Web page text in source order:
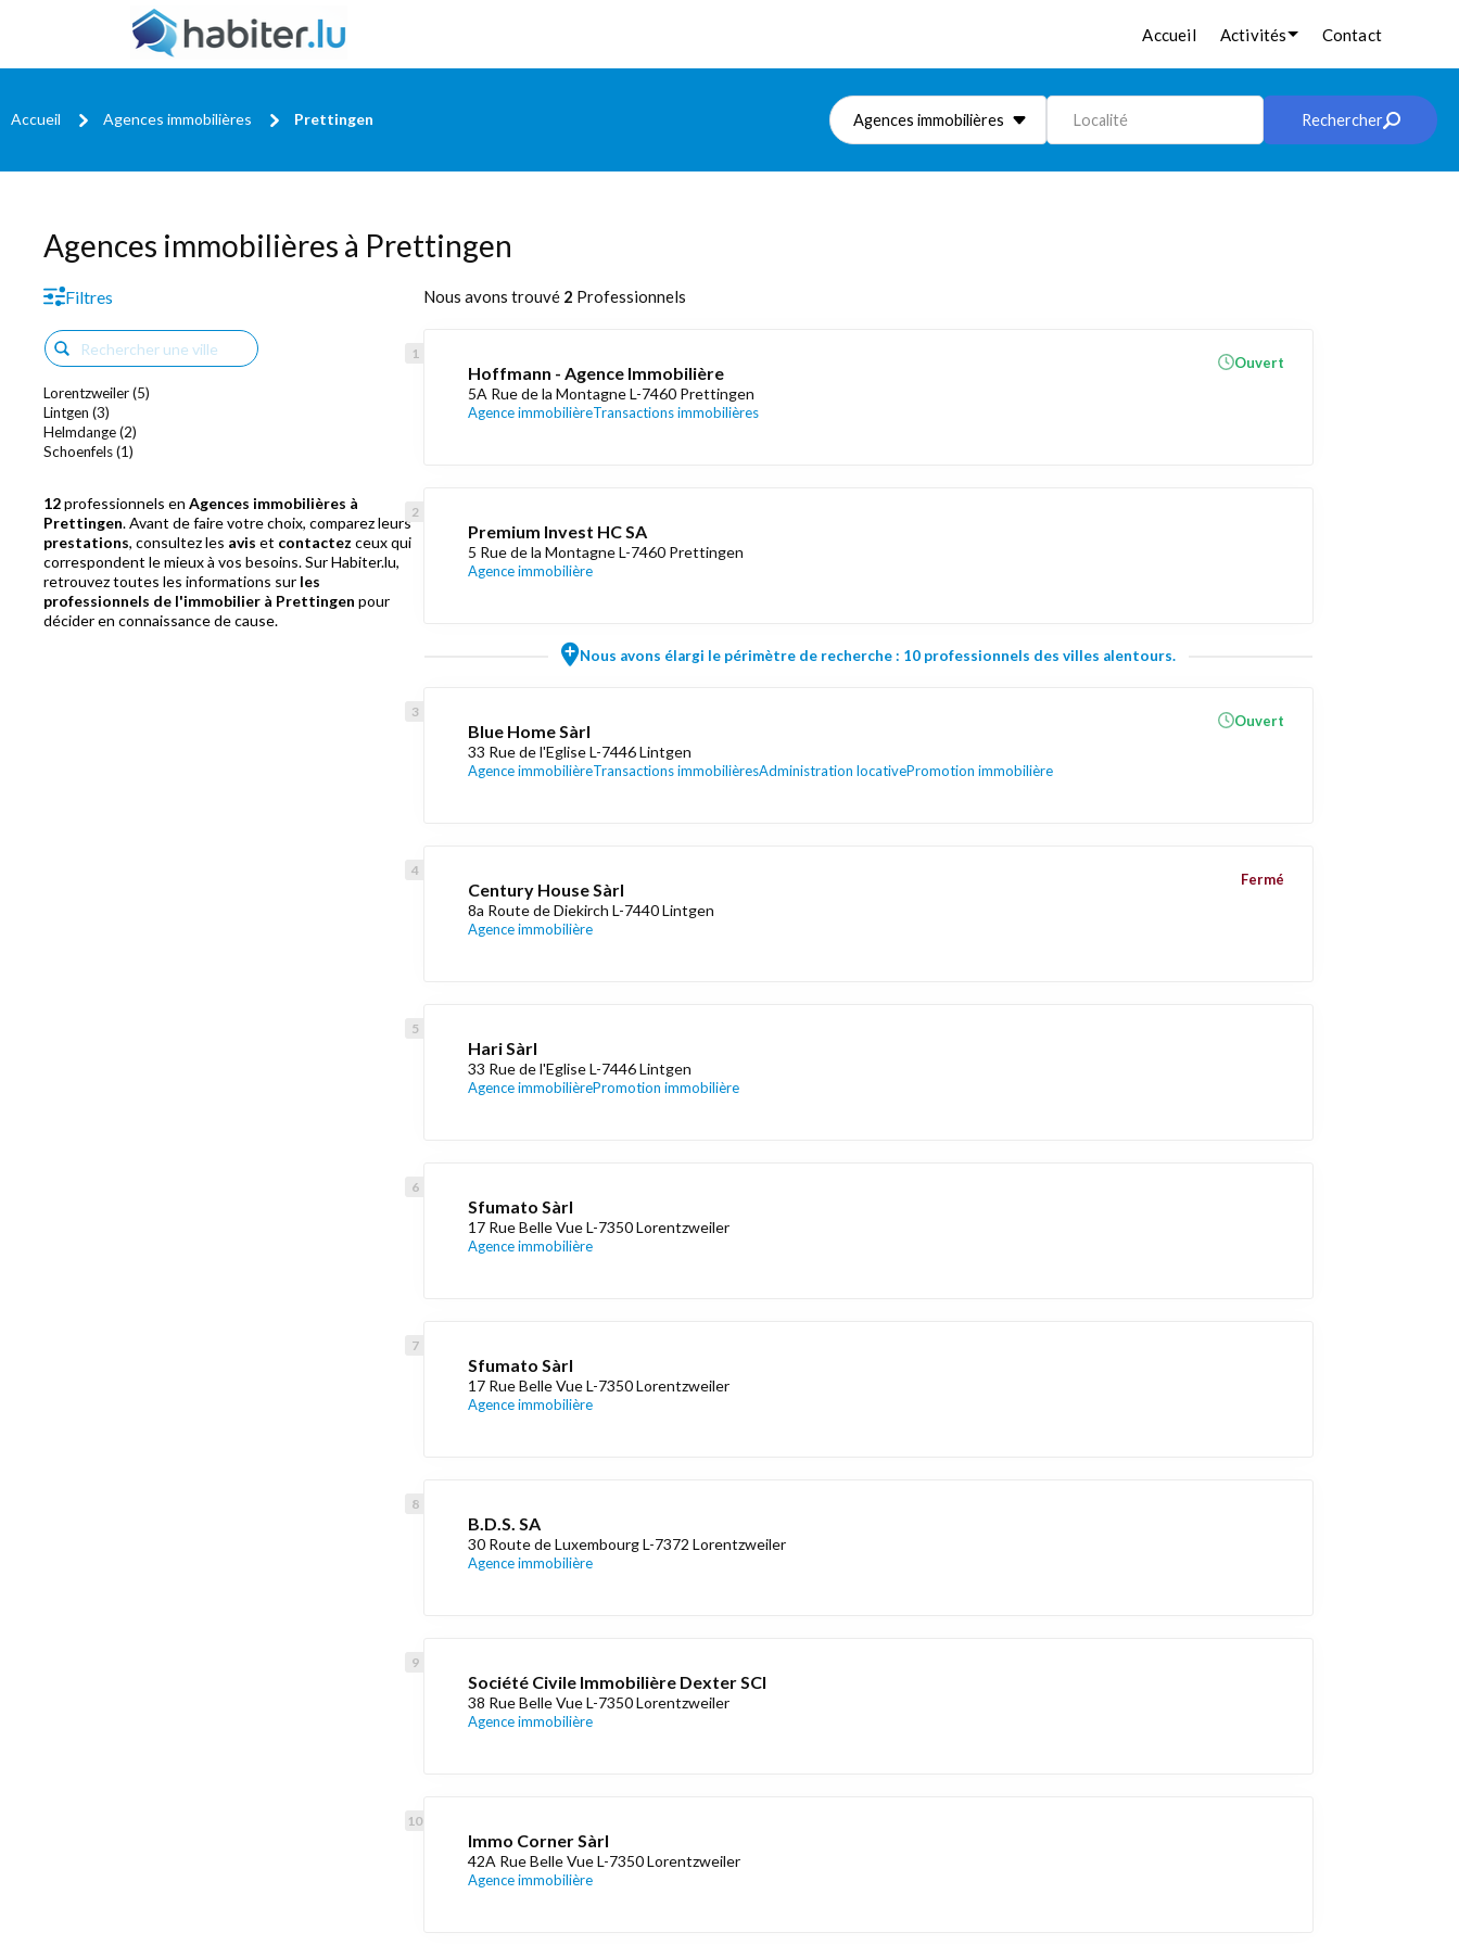
Accueil Activités Contact
Accueil Agences immobilières Prettingen Agences immobilières Localité Rechercher
Agences immobilières à Prettingen
Filtres
Lorentzweiler (5)
Lintgen (3)
Helmdange (2)
Schoenfels (1)
12professionnels en Agences immobilières à
Prettingen. Avant de faire votre choix, comparez leurs
prestations, consultez les avis et contactez ceux qui
correspondent le mieux à vos besoins. Sur Habiter.lu,
retrouvez toutes les informations sur les
professionnels de l'immobilier à Prettingen pour
décider en connaissance de cause.
Nous avons trouvé 2 Professionnels
Hoffmann - Agence Immobilière
5A Rue de la Montagne L-7460 Prettingen
Agence immobilièreTransactions immobilières
Ouvert
Premium Invest HC SA
5 Rue de la Montagne L-7460 Prettingen
Agence immobilière
Nous avons élargi le périmètre de recherche : 10 professionnels des villes alentours.
Blue Home Sàrl
33 Rue de l'Eglise L-7446 Lintgen
Agence immobilièreTransactions immobilièresAdministration locativePromotion immobilière
Ouvert
Century House Sàrl
8a Route de Diekirch L-7440 Lintgen
Agence immobilière
Fermé
Hari Sàrl
33 Rue de l'Eglise L-7446 Lintgen
Agence immobilièrePromotion immobilière
Sfumato Sàrl
17 Rue Belle Vue L-7350 Lorentzweiler
Agence immobilière
Sfumato Sàrl
17 Rue Belle Vue L-7350 Lorentzweiler
Agence immobilière
B.D.S. SA
30 Route de Luxembourg L-7372 Lorentzweiler
Agence immobilière
Société Civile Immobilière Dexter SCI
38 Rue Belle Vue L-7350 Lorentzweiler
Agence immobilière
Immo Corner Sàrl
42A Rue Belle Vue L-7350 Lorentzweiler
Agence immobilière